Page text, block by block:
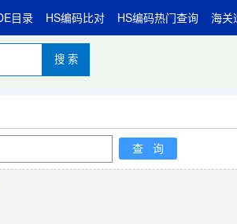
目录 HS编码比对 HS编码热门查询 海关
搜 索